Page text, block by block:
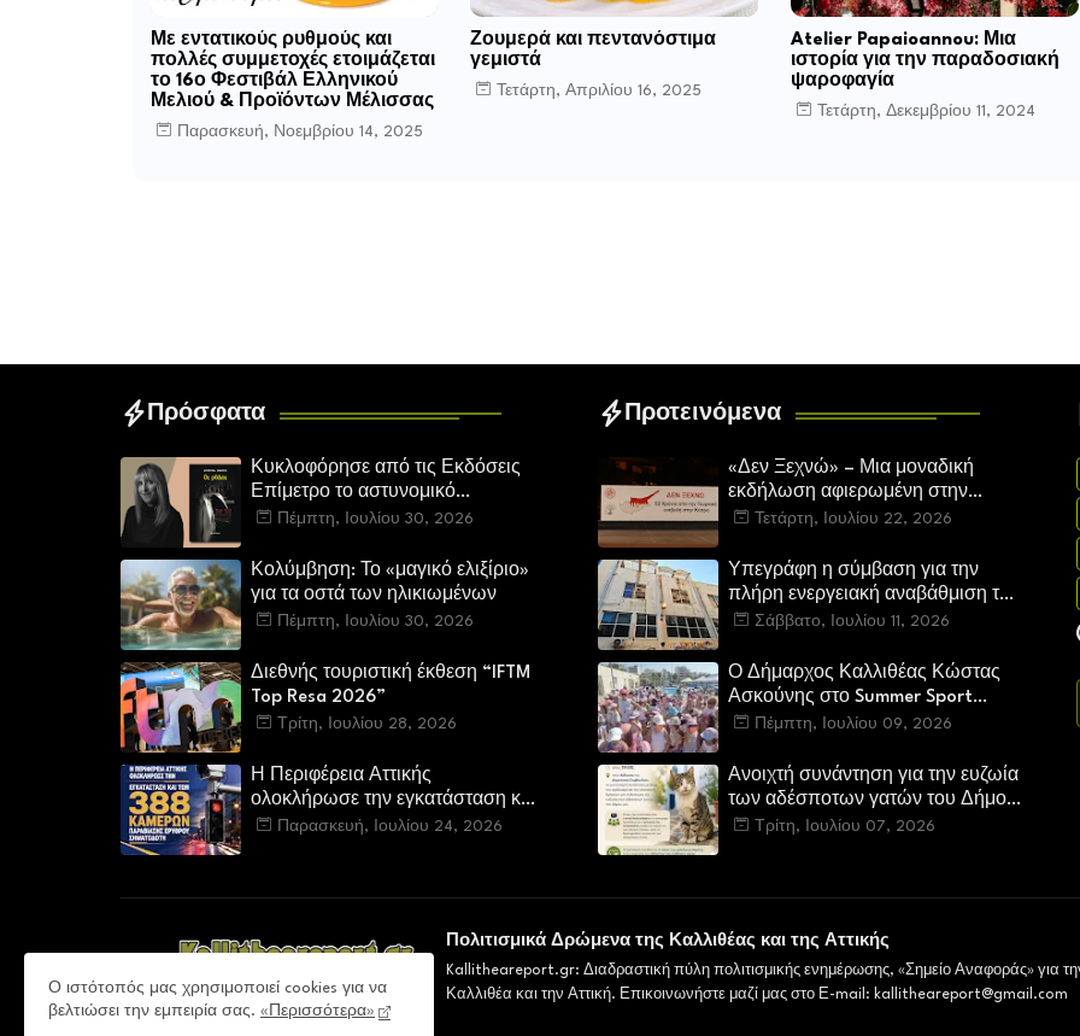
Με εντατικούς ρυθμούς και
πολλές συμμετοχές ετοιμάζεται
το 16ο Φεστιβάλ Ελληνικού
Μελιού & Προϊόντων Μέλισσας
Παρασκευή, Νοεμβρίου 14, 2025
Ζουμερά και πεντανόστιμα
γεμιστά
Τετάρτη, Απριλίου 16, 2025
Atelier Papaioannou: Μια
ιστορία για την παραδοσιακή
ψαροφαγία
Τετάρτη, Δεκεμβρίου 11, 2024
Πρόσφατα
Κυκλοφόρησε από τις Εκδόσεις
Επίμετρο το αστυνομικό
μυθιστόρημα της Κατερίνας
Πέμπτη, Ιουλίου 30, 2026
Κολύμβηση: Το «μαγικό ελιξίριο»
για τα οστά των ηλικιωμένων
Πέμπτη, Ιουλίου 30, 2026
Διεθνής τουριστική έκθεση “IFTM
Top Resa 2026”
Τρίτη, Ιουλίου 28, 2026
Η Περιφέρεια Αττικής
ολοκλήρωσε την εγκατάσταση και
των 388 καμερών παραβίασης
Παρασκευή, Ιουλίου 24, 2026
Προτεινόμενα
«Δεν Ξεχνώ» – Μια μοναδική
εκδήλωση αφιερωμένη στην
Κύπρο από τον Δήμο Καλλιθέας
Τετάρτη, Ιουλίου 22, 2026
Υπεγράφη η σύμβαση για την
πλήρη ενεργειακή αναβάθμιση του
Πολιτιστικού Κέντρου «Μελίνα
Σάββατο, Ιουλίου 11, 2026
Ο Δήμαρχος Καλλιθέας Κώστας
Ασκούνης στο Summer Sport
Camp του Δήμου – Μια επίσκεψη
και αισιοδοξία
Πέμπτη, Ιουλίου 09, 2026
Ανοιχτή συνάντηση για την ευζωία
των αδέσποτων γατών του Δήμου
Καλλιθέας
Τρίτη, Ιουλίου 07, 2026
Πολιτισμικά Δρώμενα της Καλλιθέας και της Αττικής
Kallitheareport.gr: Διαδραστική πύλη πολιτισμικής ενημέρωσης, «Σημείο Αναφοράς» για
Καλλιθέα και την Αττική. Επικοινωνήστε μαζί μας στο Ε-mail: kallitheareport@gmail.com
Ο ιστότοπός μας χρησιμοποιεί cookies για να
βελτιώσει την εμπειρία σας. «Περισσότερα»